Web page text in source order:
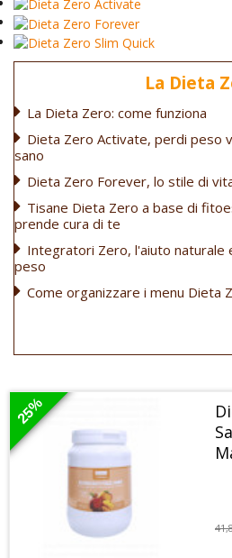
La Dieta
La Dieta Zero: come funziona
Dieta Zero Activate, perdi peso
sano
Dieta Zero Forever, lo stile di
Tisane Dieta Zero a base di
prende cura di te
Integratori Zero, l'aiuto naturale
peso
Come organizzare i menu Dieta
25%